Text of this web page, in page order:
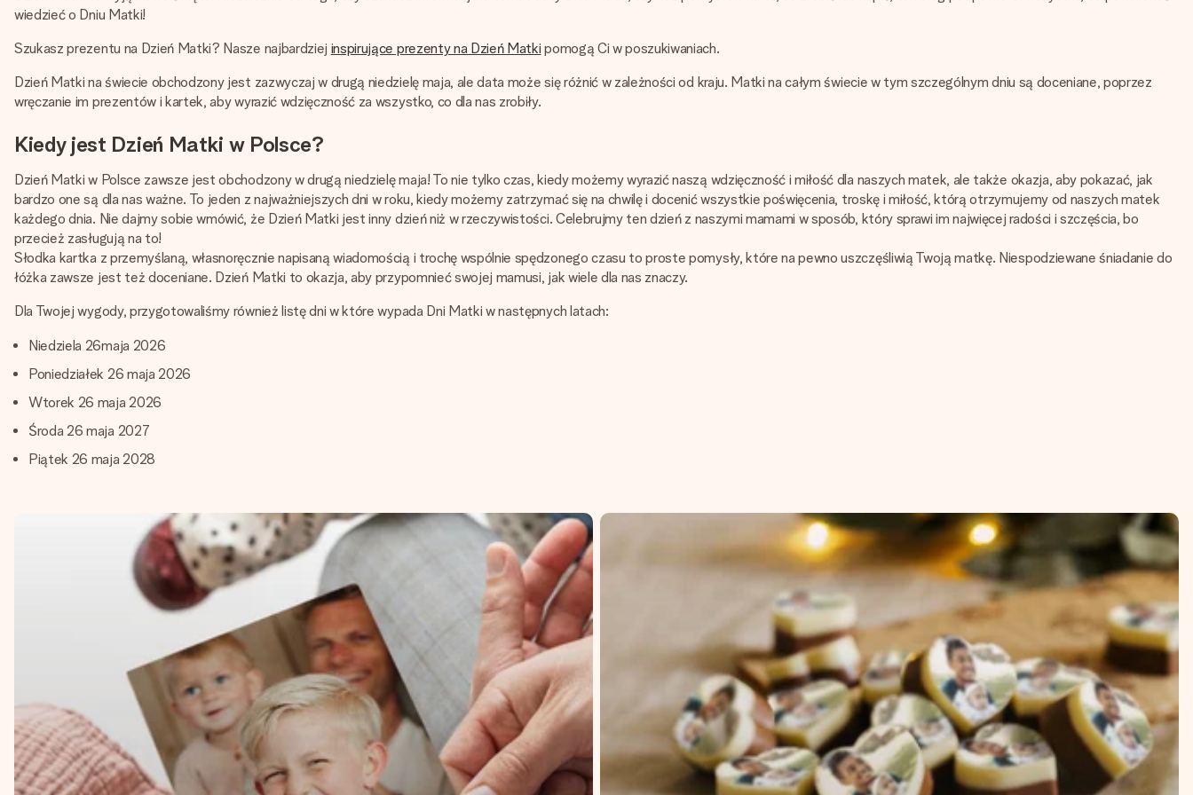
wiedzieć o Dniu Matki!
Szukasz prezentu na Dzień Matki? Nasze najbardziej inspirujące prezenty na Dzień Matki pomogą Ci w poszukiwaniach.
Dzień Matki na świecie obchodzony jest zazwyczaj w drugą niedzielę maja, ale data może się różnić w zależności od kraju. Matki na całym świecie w tym szczególnym dniu są doceniane, poprzez
wręczanie im prezentów i kartek, aby wyrazić wdzięczność za wszystko, co dla nas zrobiły.
Kiedy jest Dzień Matki w Polsce?
Dzień Matki w Polsce zawsze jest obchodzony w drugą niedzielę maja! To nie tylko czas, kiedy możemy wyrazić naszą wdzięczność i miłość dla naszych matek, ale także okazja, aby pokazać, jak
bardzo one są dla nas ważne. To jeden z najważniejszych dni w roku, kiedy możemy zatrzymać się na chwilę i docenić wszystkie poświęcenia, troskę i miłość, którą otrzymujemy od naszych matek
każdego dnia. Nie dajmy sobie wmówić, że Dzień Matki jest inny dzień niż w rzeczywistości. Celebrujmy ten dzień z naszymi mamami w sposób, który sprawi im najwięcej radości i szczęścia, bo
przecież zasługują na to!
Słodka kartka z przemyślaną, własnoręcznie napisaną wiadomością i trochę wspólnie spędzonego czasu to proste pomysły, które na pewno uszczęśliwią Twoją matkę. Niespodziewane śniadanie do
łóżka zawsze jest też doceniane. Dzień Matki to okazja, aby przypomnieć swojej mamusi, jak wiele dla nas znaczy.
Dla Twojej wygody, przygotowaliśmy również listę dni w które wypada Dni Matki w następnych latach:
Niedziela 26maja 2026
Poniedziałek 26 maja 2026
Wtorek 26 maja 2026
Środa 26 maja 2027
Piątek 26 maja 2028